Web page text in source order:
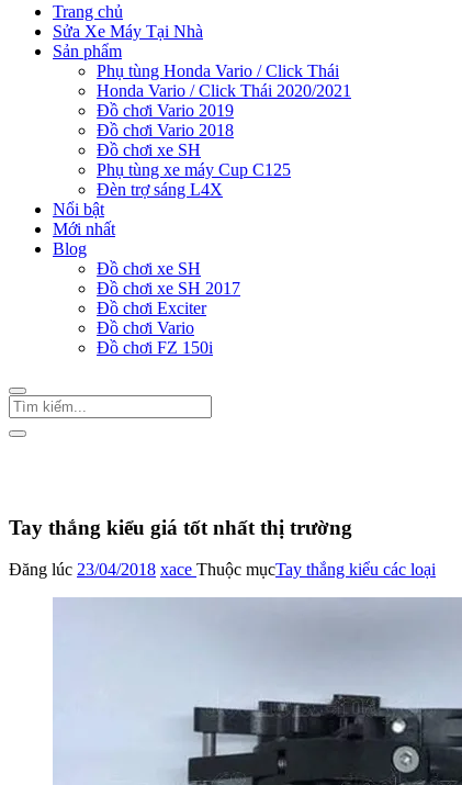
Trang chủ
Sửa Xe Máy Tại Nhà
Sản phẩm
Phụ tùng Honda Vario / Click Thái
Honda Vario / Click Thái 2020/2021
Đồ chơi Vario 2019
Đồ chơi Vario 2018
Đồ chơi xe SH
Phụ tùng xe máy Cup C125
Đèn trợ sáng L4X
Nổi bật
Mới nhất
Blog
Đồ chơi xe SH
Đồ chơi xe SH 2017
Đồ chơi Exciter
Đồ chơi Vario
Đồ chơi FZ 150i
Tay thắng kiểu giá tốt nhất thị trường
Đăng lúc 23/04/2018 xace Thuộc mụcTay thắng kiểu các loại